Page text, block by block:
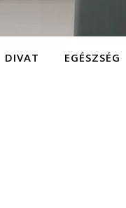
DIVAT EGÉSZSÉG